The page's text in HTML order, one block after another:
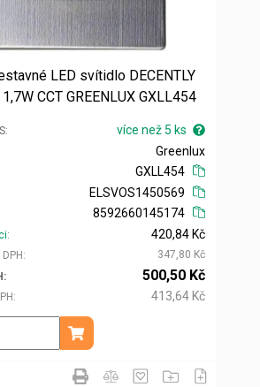
LED svítidlo DECENTLY
CCT GREENLUX GXLL454
více než 5 ks
Greenlux
GXLL454
ELSVOS1450569
8592660145174
420,84 Kč
347,80 Kč
500,50 Kč
413,64 Kč
ks
Přidat do košíku